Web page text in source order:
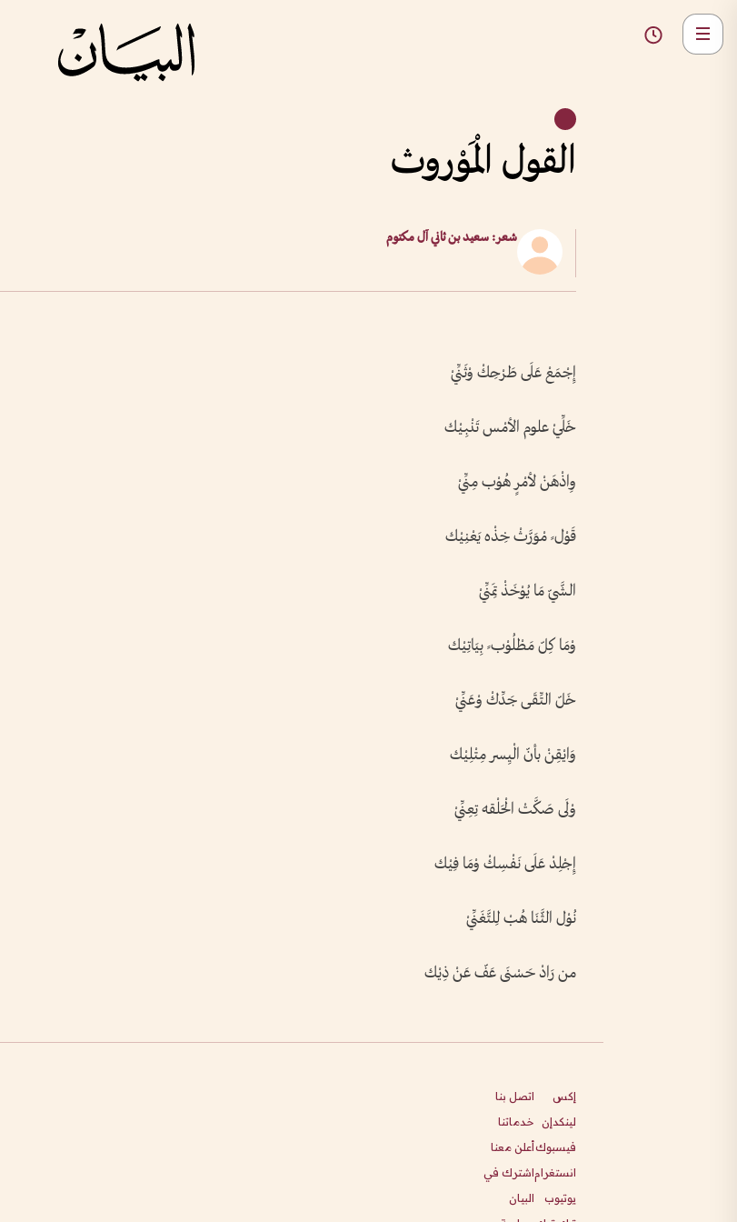
القول الْمَوْروث
شعر: سعيد بن ثاني آل مكتوم
إِجْمَعْ عَلَى طَرْحِكْ وْثَنِّيْ
خَلِّيْ علوم الأمْس تَنْبِيْك
وِاذْهَنْ لأمْرٍ هُوْب مِنِّيْ
قَوْل ٍ مْوَرَّثْ خِذْه يَعْنِيْك
الشَّيّ مَا يُوْخَذْ تِمَنِّيْ
وْمَا كِلّ مَطْلُوْب ٍ بِيَاتِيْك
خَلّ التِّقَى جَدِّكْ وْعَنِّيْ
وَايْقِنْ بأنّ الْيِسر مِتْلِيْك
وْلَى صَكَّتْ الْحَلْقه تِعِنِّيْ
إِجْلِدْ عَلَى نَفْسِكْ وْمَا فِيْك
نُوْل الثَّنَا هُبْ لِلتَّغَنِّيْ
من رَادْ حَسْنَى عَفّ عَنْ ذِيْك
إكس
لينكدإن
فيسبوك
انستغرام
يوتيوب
اتصل بنا
خدماتنا
أعلن معنا
اشترك في
البيان